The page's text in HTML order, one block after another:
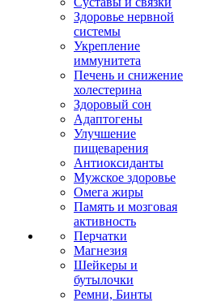
Здоровье нервной
системы
Укрепление
иммунитета
Печень и снижение
холестерина
Здоровый сон
Адаптогены
Улучшение
пищеварения
Антиоксиданты
Мужское здоровье
Омега жиры
Память и мозговая
активность
Перчатки
Магнезия
Шейкеры и
бутылочки
Ремни, Бинты